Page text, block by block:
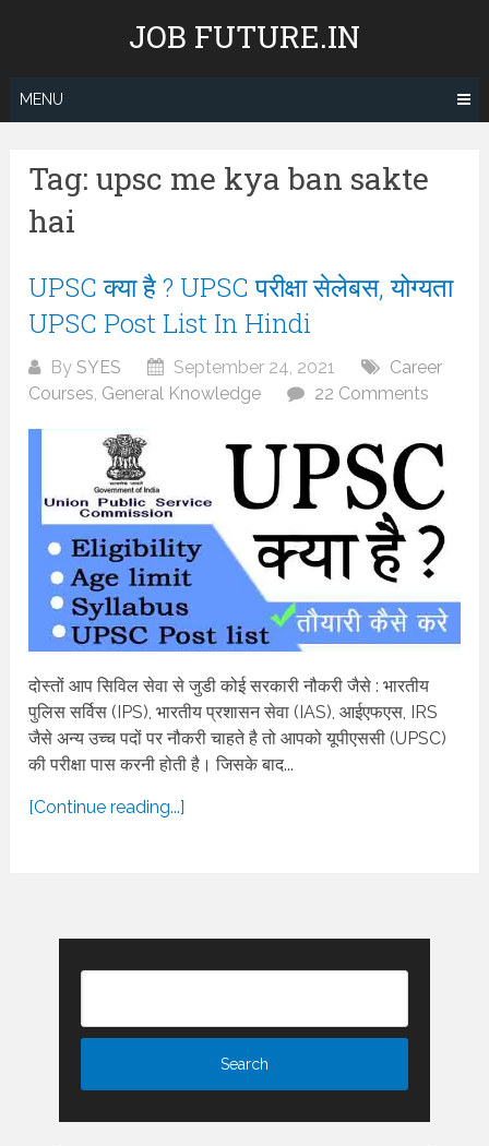
JOB FUTURE.IN
MENU
Tag:upsc me kya ban sakte
hai
UPSC क्या है ? UPSC परीक्षा सेलेबस, योग्यता
UPSC Post List In Hindi
BySYES September 24, 2021
Career
Courses, General Knowledge 22 Comments
दोस्तों आप सिविल सेवा से जुडी कोई सरकारी नौकरी जैसे : भारतीय
पुलिस सर्विस (IPS), भारतीय प्रशासन सेवा (IAS), आईएफएस, IRS
जैसे अन्य उच्च पदों पर नौकरी चाहते है तो आपको यूपीएससी (UPSC)
की परीक्षा पास करनी होती है। जिसके बाद...
[Continue reading...]